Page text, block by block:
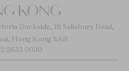
KONG
Dockside, 18 Salisbury Road,
Hong Kong SAR
2653 0030